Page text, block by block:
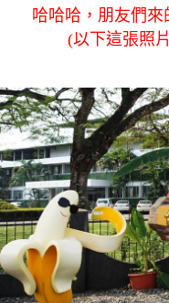
哈哈哈，朋友們來
(以下這張照